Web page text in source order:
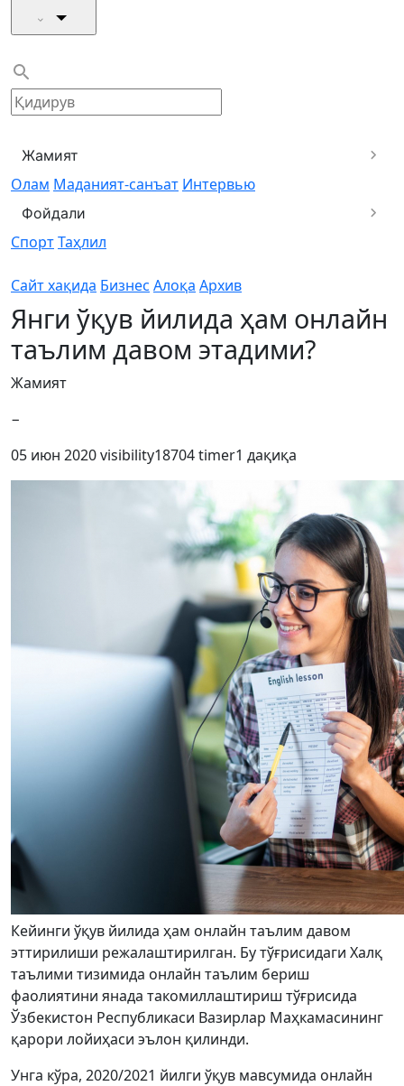
Жамият
Олам Маданият-санъат Интервью
Фойдали
СпортТаҳлил
Сайт хақида Бизнес Алоқа Архив
Янги ўқув йилида ҳам онлайн
таълим давом этадими?
Жамият
−
05 июн 2020visibility18704timer1 дақиқа
Кейинги ўқув йилида ҳам онлайн таълим давом
эттирилиши режалаштирилган. Бу тўғрисидаги Халқ
таълими тизимида онлайн таълим бериш
фаолиятини янада такомиллаштириш тўғрисида
Ўзбекистон Республикаси Вазирлар Маҳкамасининг
қарори лойиҳаси эълон қилинди.
Унга кўра, 2020/2021 йилги ўқув мавсумида онлайн